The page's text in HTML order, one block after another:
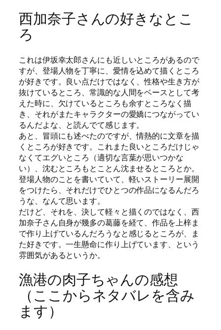
西加奈子さんの好きなとこ
ろ
これは伊坂幸太郎さんにも近しいところがあるので
すが、登場人物を丁寧に、愛情を込めて描くところ
が好きです。良い点だけではなく、性格や生き方が
抜けているところ、常識的な人間をベースとして考
えた時に、欠けているところも余すところなく描
き、それがまたキャラクターの愛嬌につながってい
るんだよな、と読んでて感じます。
あと、冒頭にも述べたのですが、情熱的に文章を描
くところが好きです。これまた良いところだけじゃ
なくてエグいところ（適切な言葉が思いつかな
い）、沈むところもとことん沈ませるところとか。
登場人物のことを書いていて、軽いストーリー展開
をつけたら、それだけでひとつの作品になるんだろ
うな、なんて思います。
だけど、それを、決して軽々と描くのではなく、西
加奈子さん自身が幾多の葛藤を経て、作品を上梓ま
で作り上げているんだろうなと感じるところが、ま
た好きです。一生懸命に作り上げています、という
雰囲気があるというか。
漁港の肉子ちゃんの感想
（ここからネタバレを含み
ます）